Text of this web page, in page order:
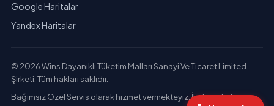
Google Haritalar
Yandex Haritalar
© 2026 Wins Dayanıklı Tüketim Malları Sanayi Ve Ticaret Limited
Şirketi. Tüm hakları saklıdır.
Bağımsız Özel Servis olarak hizmet vermekteyiz. İlgili markaların